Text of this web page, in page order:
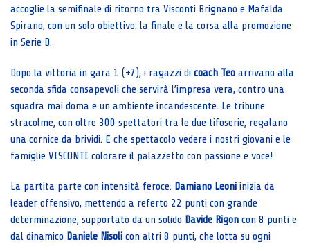
accoglie la semifinale di ritorno tra Visconti Brignano e Mafalda
Spirano, con un solo obiettivo: la finale e la corsa alla promozione
in Serie D.
Dopo la vittoria in gara 1 (+7), i ragazzi di coach Teo arrivano alla
seconda sfida consapevoli che servirà l’impresa vera, contro una
squadra mai doma e un ambiente incandescente. Le tribune
stracolme, con oltre 300 spettatori tra le due tifoserie, regalano
una cornice da brividi. E che spettacolo vedere i nostri giovani e le
famiglie VISCONTI colorare il palazzetto con passione e voce!
La partita parte con intensità feroce. Damiano Leoni inizia da
leader offensivo, mettendo a referto 22 punti con grande
determinazione, supportato da un solido Davide Rigon con 8 punti e
dal dinamico Daniele Nisoli con altri 8 punti, che lotta su ogni